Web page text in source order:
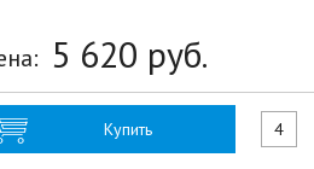
5 620 руб.
Купить